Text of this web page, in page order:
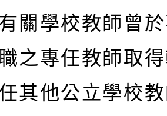
關學校教師曾
之專任教師取
其他公立學校